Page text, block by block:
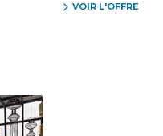
VOIR L'OFFRE